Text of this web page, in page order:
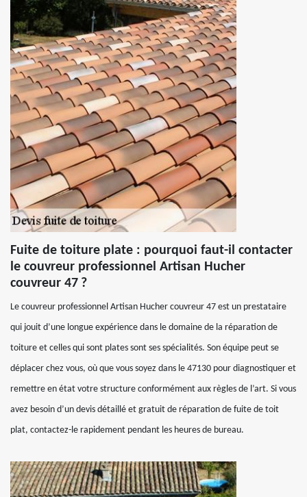
Fuite de toiture plate : pourquoi faut-il contacter
le couvreur professionnel Artisan Hucher
couvreur 47 ?
Le couvreur professionnel Artisan Hucher couvreur 47 est un prestataire
qui jouit d’une longue expérience dans le domaine de la réparation de
toiture et celles qui sont plates sont ses spécialités. Son équipe peut se
déplacer chez vous, où que vous soyez dans le 47130 pour diagnostiquer et
remettre en état votre structure conformément aux règles de l’art. Si vous
avez besoin d’un devis détaillé et gratuit de réparation de fuite de toit
plat, contactez-le rapidement pendant les heures de bureau.